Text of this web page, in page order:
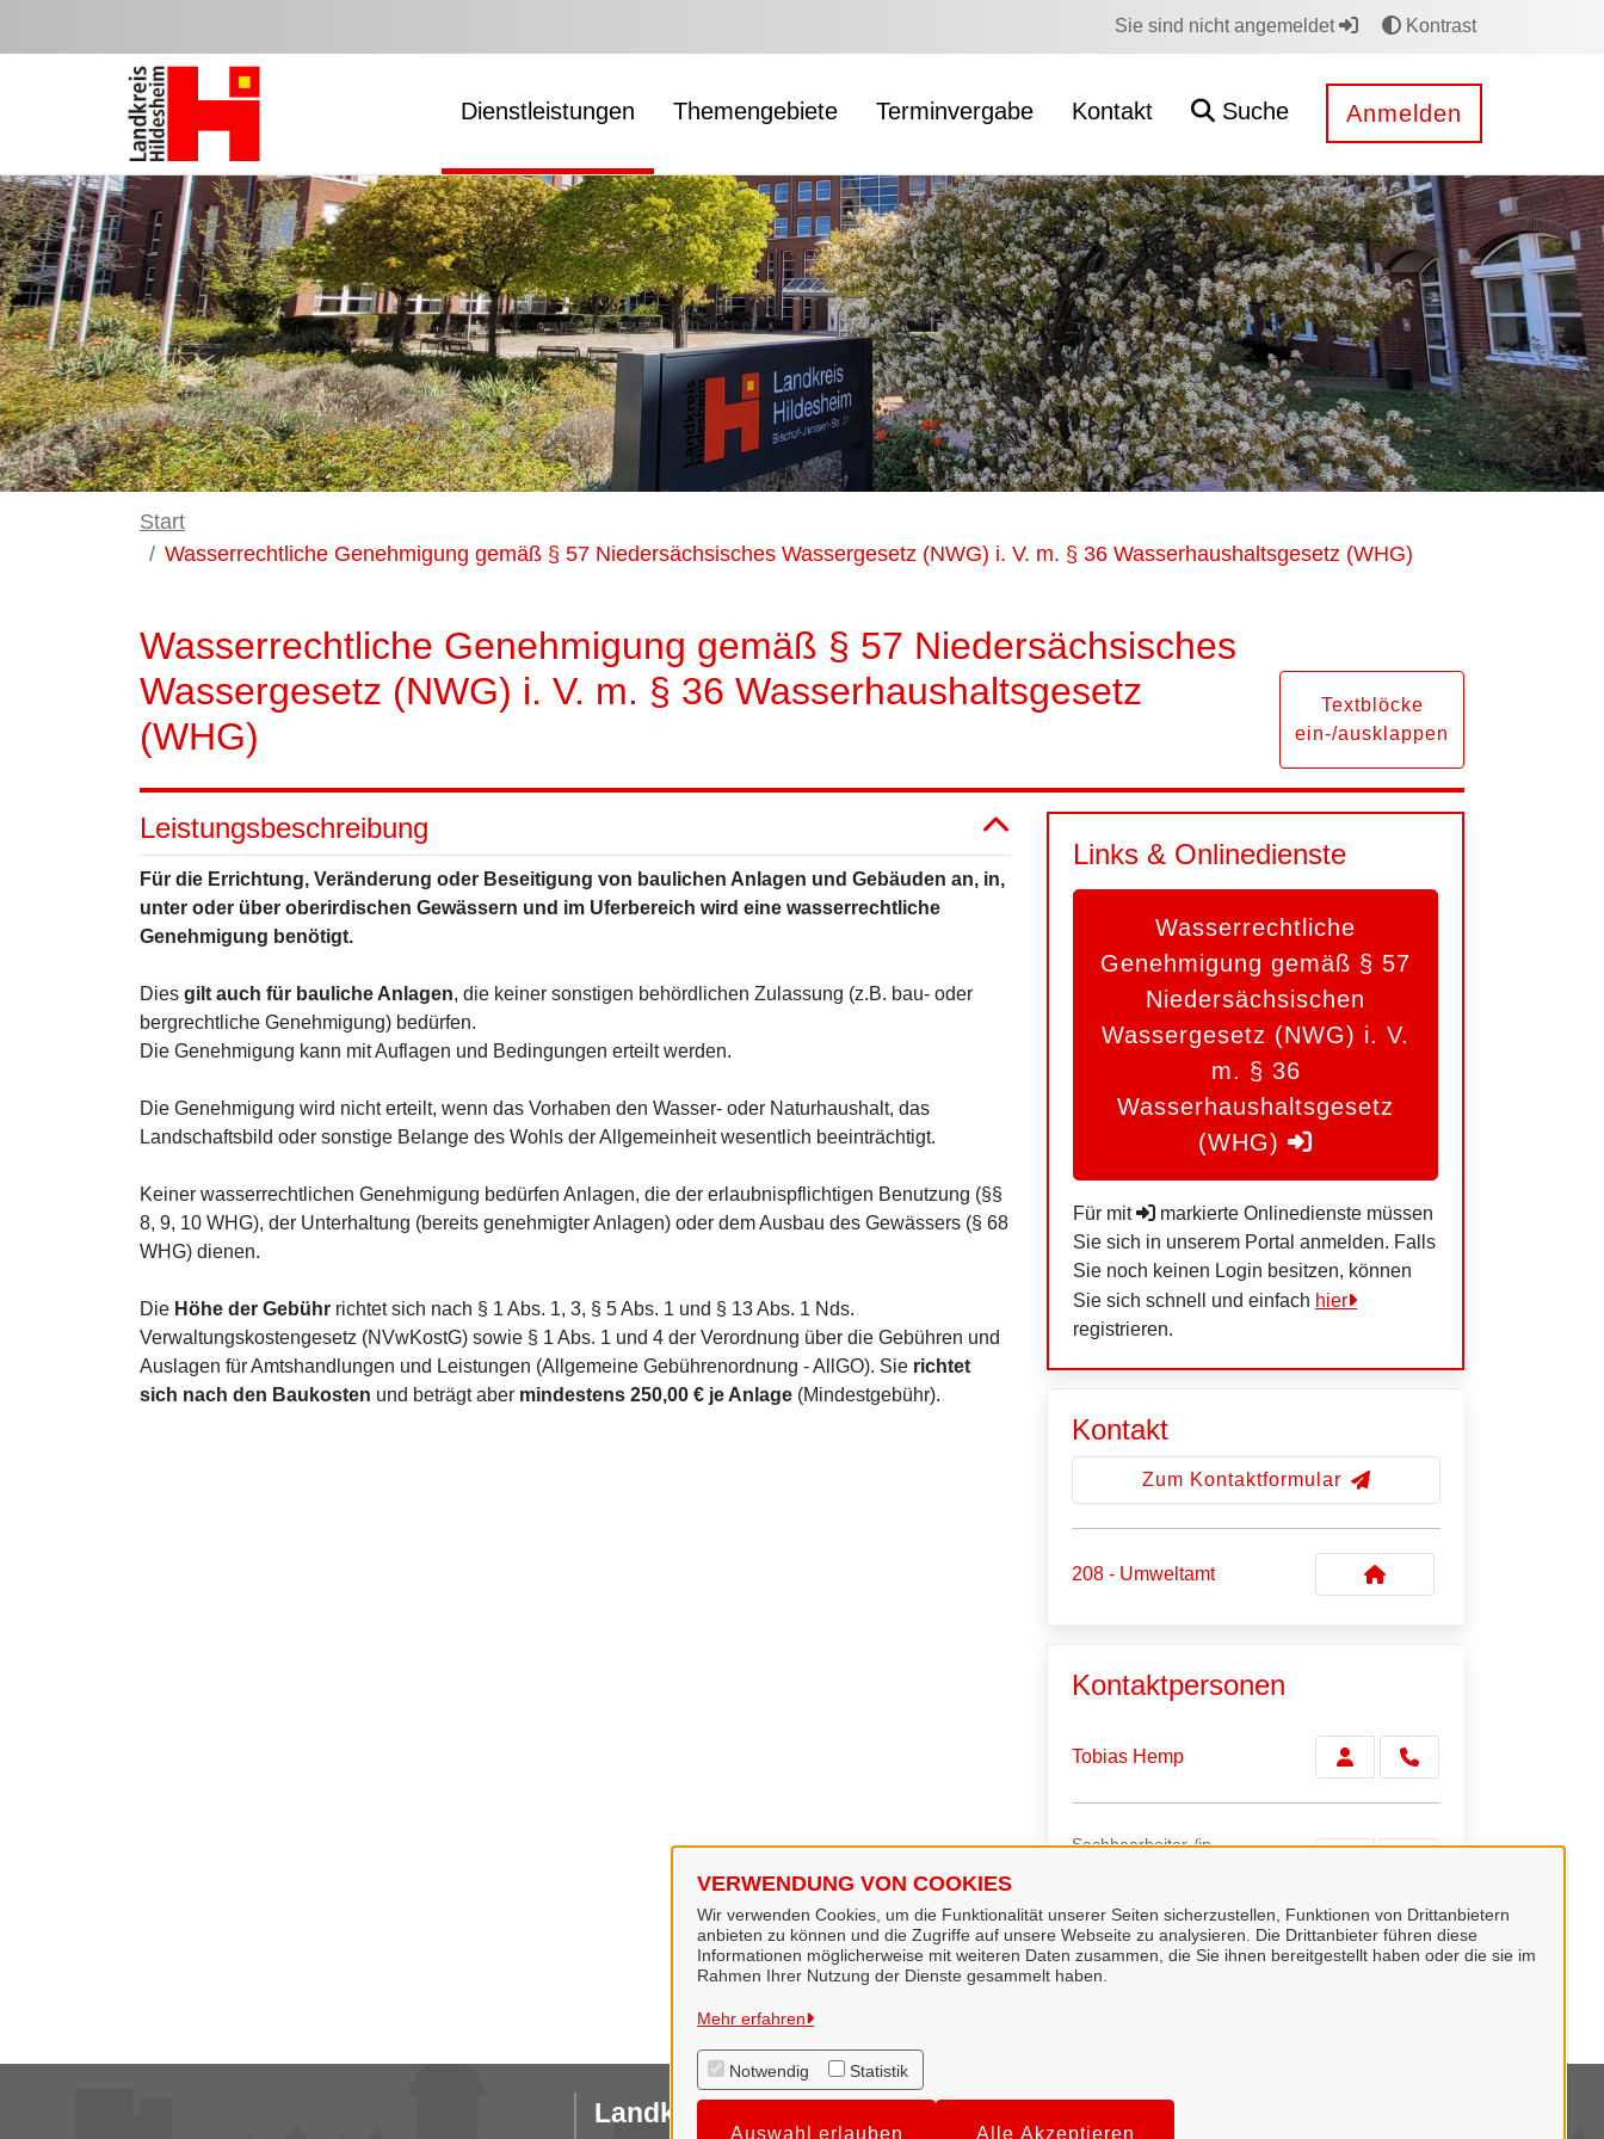
VERWENDUNG VON COOKIES
Wir verwenden Cookies, um die Funktionalität unserer Seiten sicherzustellen, Funktionen von Drittanbietern
anbieten zu können und die Zugriffe auf unsere Webseite zu analysieren. Die Drittanbieter führen diese
Informationen möglicherweise mit weiteren Daten zusammen, die Sie ihnen bereitgestellt haben oder die sie im
Rahmen Ihrer Nutzung der Dienste gesammelt haben.
Mehr erfahren
Notwendig Statistik
Auswahl erlauben Alle Akzeptieren
Sie sind nicht angemeldet Kontrast
Dienstleistungen Themengebiete Terminvergabe Kontakt Suche Anmelden
Start
Wasserrechtliche Genehmigung gemäß § 57 Niedersächsisches Wassergesetz (NWG) i. V. m. § 36 Wasserhaushaltsgesetz (WHG)
Wasserrechtliche Genehmigung gemäß § 57 Niedersächsisches
Wassergesetz (NWG) i. V. m. § 36 Wasserhaushaltsgesetz
(WHG)
Textblöcke
ein-/ausklappen
Leistungsbeschreibung
Für die Errichtung, Veränderung oder Beseitigung von baulichen Anlagen und Gebäuden an, in,
unter oder über oberirdischen Gewässern und im Uferbereich wird eine wasserrechtliche
Genehmigung benötigt.
Dies gilt auch für bauliche Anlagen, die keiner sonstigen behördlichen Zulassung (z.B. bau- oder
bergrechtliche Genehmigung) bedürfen.
Die Genehmigung kann mit Auflagen und Bedingungen erteilt werden.
Die Genehmigung wird nicht erteilt, wenn das Vorhaben den Wasser- oder Naturhaushalt, das
Landschaftsbild oder sonstige Belange des Wohls der Allgemeinheit wesentlich beeinträchtigt.
Keiner wasserrechtlichen Genehmigung bedürfen Anlagen, die der erlaubnispflichtigen Benutzung (§§
8, 9, 10 WHG), der Unterhaltung (bereits genehmigter Anlagen) oder dem Ausbau des Gewässers (§ 68
WHG) dienen.
Die Höhe der Gebühr richtet sich nach § 1 Abs. 1, 3, § 5 Abs. 1 und § 13 Abs. 1 Nds.
Verwaltungskostengesetz (NVwKostG) sowie § 1 Abs. 1 und 4 der Verordnung über die Gebüh­ren und
Auslagen für Amtshandlungen und Leistungen (Allgemeine Gebührenordnung - AllGO). Sie richtet
sich nach den Baukosten und beträgt aber mindestens 250,00 € je Anlage (Mindestgebühr).
Links & Onlinedienste
Wasserrechtliche
Genehmigung gemäß § 57
Niedersächsischen
Wassergesetz (NWG) i. V.
m. § 36
Wasserhaushaltsgesetz
(WHG)
Für mit
markierte Onlinedienste müssen
Sie sich in unserem Portal anmelden. Falls
Sie noch keinen Login besitzen, können
Sie sich schnell und einfach hier
registrieren.
Kontakt
Zum Kontaktformular
208 - Umweltamt
Kontaktpersonen
Tobias Hemp
Sachbearbeiter-/in
Sachbearbeiter-/in
Probst
Landkreis Hildesheim